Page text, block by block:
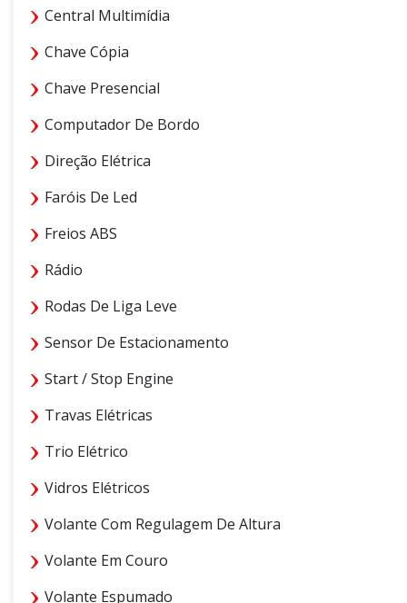
Central Multimídia
Chave Cópia
Chave Presencial
Computador De Bordo
Direção Elétrica
Faróis De Led
Freios ABS
Rádio
Rodas De Liga Leve
Sensor De Estacionamento
Start / Stop Engine
Travas Elétricas
Trio Elétrico
Vidros Elétricos
Volante Com Regulagem De Altura
Volante Em Couro
Volante Espumado